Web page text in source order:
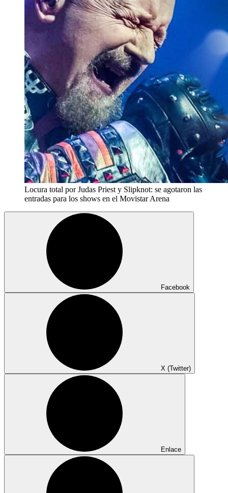
Locura total por Judas Priest y Slipknot: se agotaron las
entradas para los shows en el Movistar Arena
Facebook
X (Twitter)
Enlace